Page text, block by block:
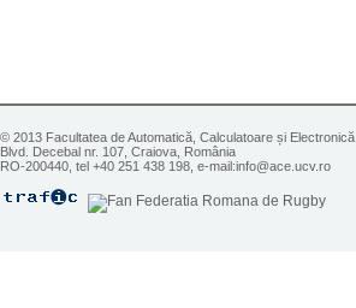
© 2013 Facultatea de Automatică, Calculatoare și Electronică,
Blvd. Decebal nr. 107, Craiova, România
RO-200440, tel +40 251 438 198, e-mail:info@ace.ucv.ro